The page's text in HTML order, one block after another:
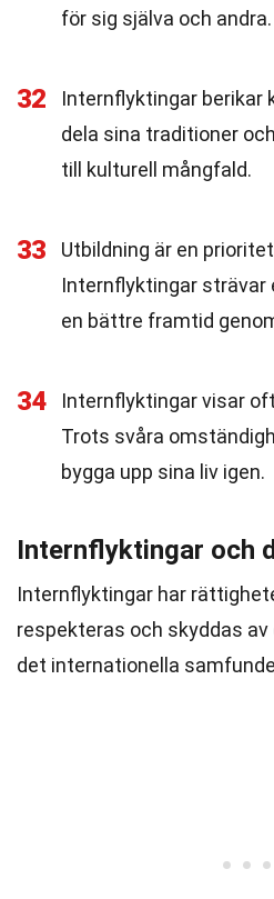
för sig själva och andra.
32
Internflyktingar berikar
dela sina traditioner
till kulturell mångfald.
33
Utbildning är en
Internflyktingar strävar
en bättre framtid
34
Internflyktingar visar
Trots svåra
bygga upp sina liv igen.
Internflyktingar och
Internflyktingar har
respekteras och skyddas
det internationella